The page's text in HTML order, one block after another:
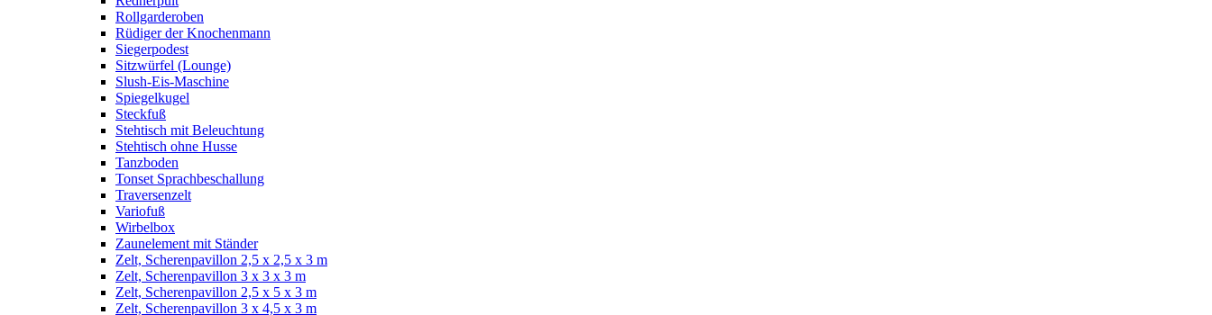
Rollgarderoben
Rüdiger der Knochenmann
Siegerpodest
Sitzwürfel (Lounge)
Slush-Eis-Maschine
Spiegelkugel
Steckfuß
Stehtisch mit Beleuchtung
Stehtisch ohne Husse
Tanzboden
Tonset Sprachbeschallung
Traversenzelt
Variofuß
Wirbelbox
Zaunelement mit Ständer
Zelt, Scherenpavillon 2,5 x 2,5 x 3 m
Zelt, Scherenpavillon 3 x 3 x 3 m
Zelt, Scherenpavillon 2,5 x 5 x 3 m
Zelt, Scherenpavillon 3 x 4,5 x 3 m